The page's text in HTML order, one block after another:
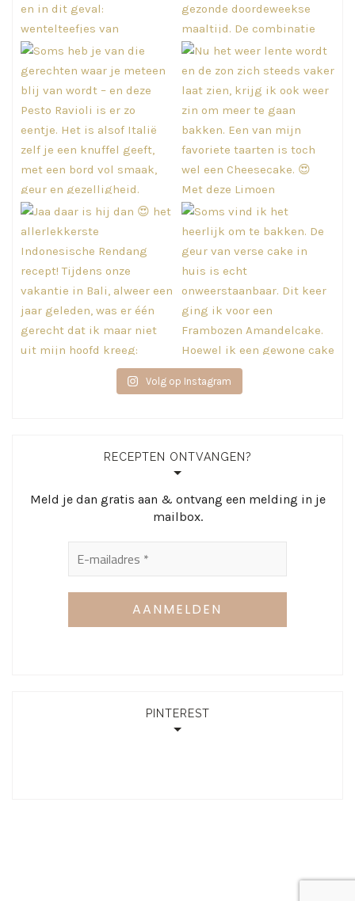
Volg op Instagram
RECEPTEN ONTVANGEN?
Meld je dan gratis aan & ontvang een melding in je
mailbox.
PINTEREST